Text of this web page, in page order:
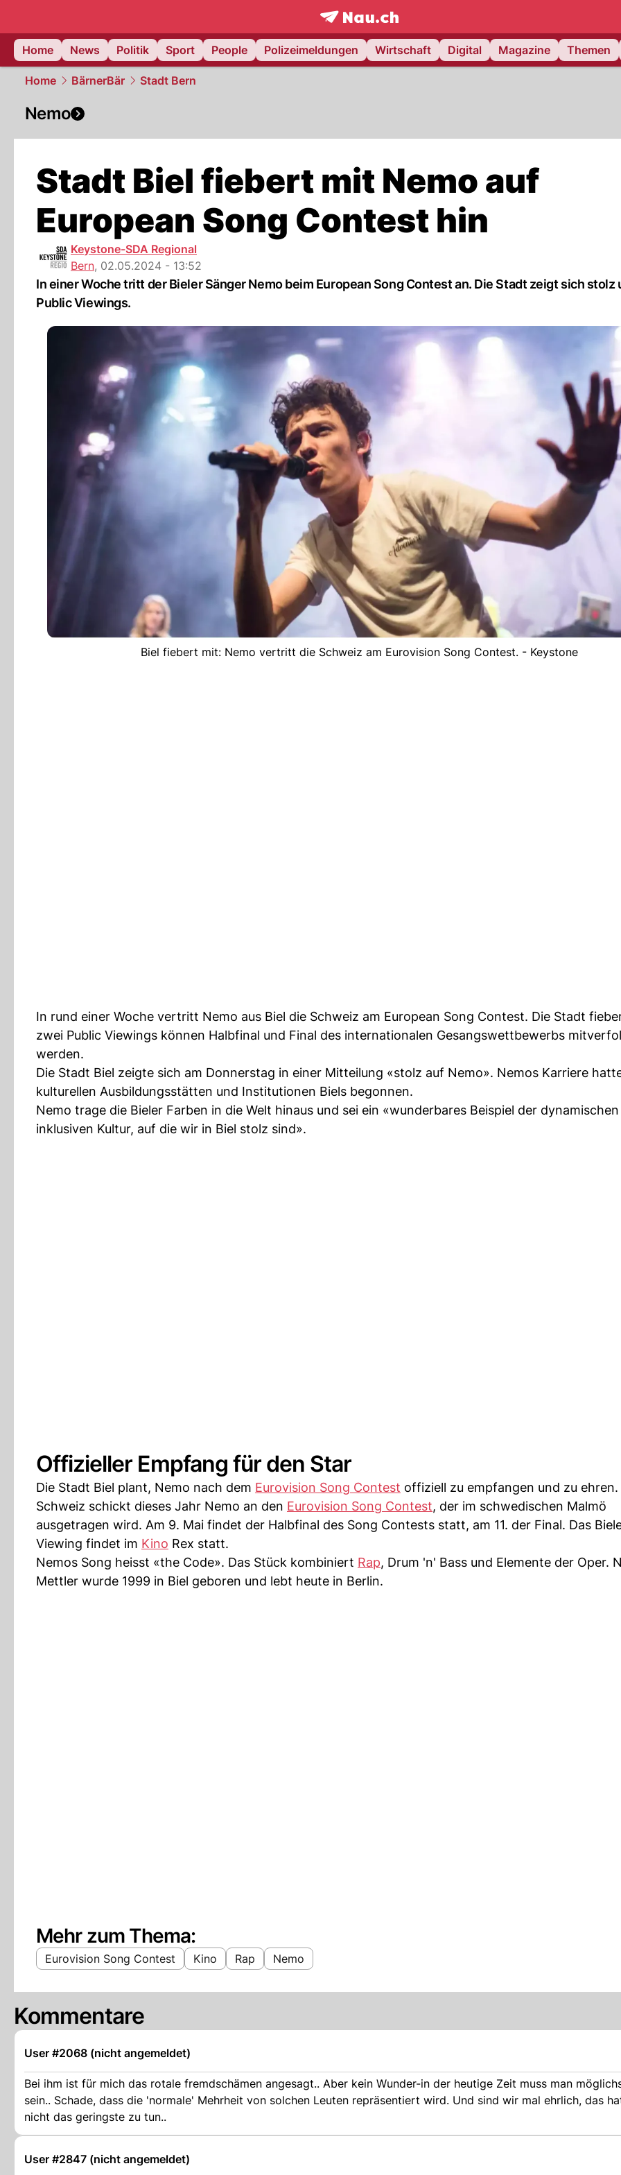
frontpage.NAU.ch
Home
News Politik Sport People Polizeimeldungen Wirtschaft Digital Magazine Themen
Home BärnerBär Stadt Bern
Nemo
Stadt Biel fiebert mit Nemo auf
European Song Contest hin
Keystone-SDA Regional
Bern, 02.05.2024 - 13:52
In einer Woche tritt der Bieler Sänger Nemo beim European Song Contest an. Die Stadt zeigt sich stolz
Public Viewings.
Biel fiebert mit: Nemo vertritt die Schweiz am Eurovision Song Contest. - Keystone
In rund einer Woche vertritt Nemo aus Biel die Schweiz am European Song Contest. Die Stadt
zwei Public Viewings können Halbfinal und Final des internationalen Gesangswettbewerbs
werden.
Die Stadt Biel zeigte sich am Donnerstag in einer Mitteilung «stolz auf Nemo». Nemos Karriere
kulturellen Ausbildungsstätten und Institutionen Biels begonnen.
Nemo trage die Bieler Farben in die Welt hinaus und sei ein «wunderbares Beispiel der
inklusiven Kultur, auf die wir in Biel stolz sind».
Offizieller Empfang für den Star
Die Stadt Biel plant, Nemo nach dem Eurovision Song Contest offiziell zu empfangen und zu ehren.
Schweiz schickt dieses Jahr Nemo an den Eurovision Song Contest, der im schwedischen Malmö
ausgetragen wird. Am 9. Mai findet der Halbfinal des Song Contests statt, am 11. der Final. Das
Viewing findet im Kino Rex statt.
Nemos Song heisst «the Code». Das Stück kombiniert Rap, Drum 'n' Bass und Elemente der Oper.
Mettler wurde 1999 in Biel geboren und lebt heute in Berlin.
Mehr zum Thema:
Eurovision Song Contest Kino Rap Nemo
Kommentare
User #2068 (nicht angemeldet)
Bei ihm ist für mich das rotale fremdschämen angesagt.. Aber kein Wunder-in der heutige Zeit muss man
sein.. Schade, dass die 'normale' Mehrheit von solchen Leuten repräsentiert wird. Und sind wir mal ehrlich, das
nicht das geringste zu tun..
User #2847 (nicht angemeldet)